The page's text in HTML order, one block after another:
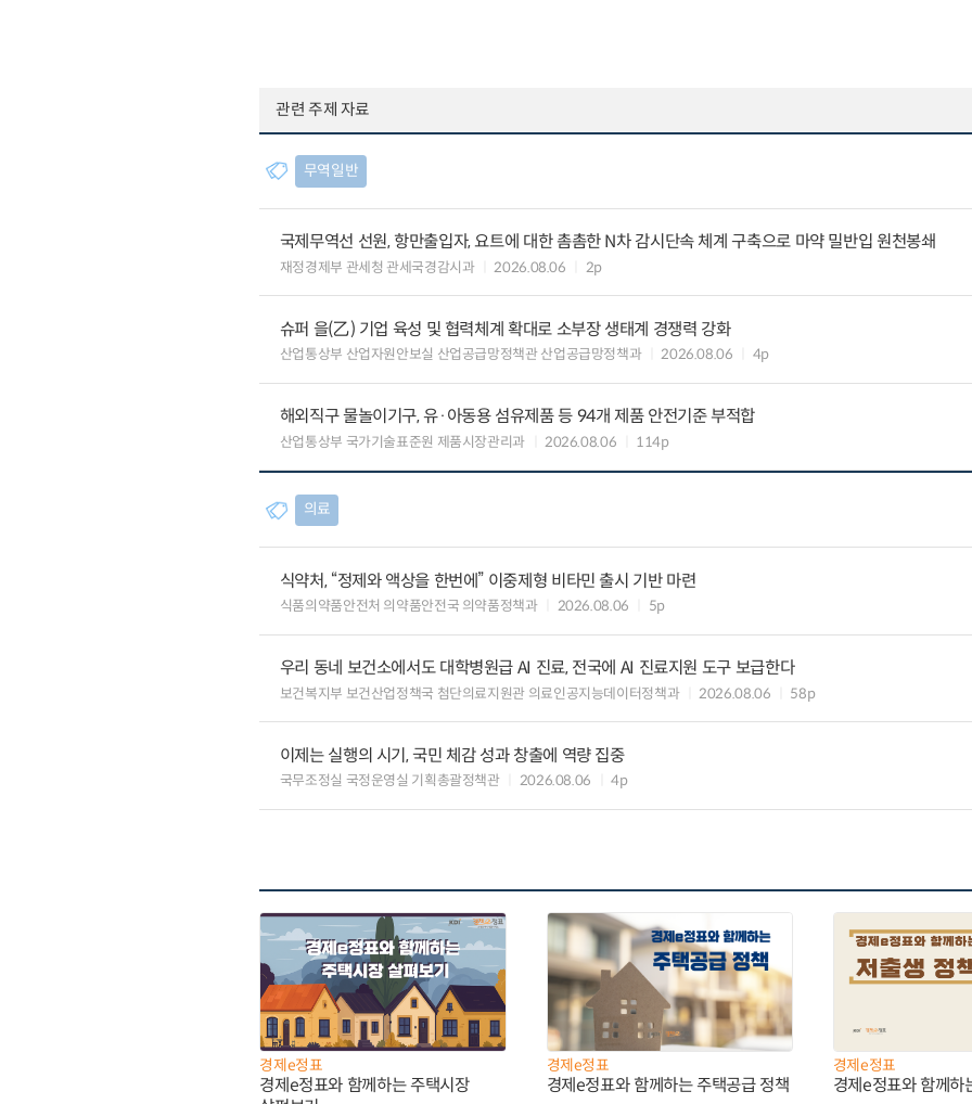
관련 주제 자료
무역일반
국제무역선 선원, 항만출입자, 요트에 대한 촘촘한 N차 감시단속 체계 구축으로 마약 밀반입 원천봉쇄
재정경제부 관세청 관세국경감시과 2026.08.06 2p
슈퍼 을(乙) 기업 육성 및 협력체계 확대로 소부장 생태계 경쟁력 강화
산업통상부 산업자원안보실 산업공급망정책관 산업공급망정책과 2026.08.06 4p
해외직구 물놀이기구, 유·아동용 섬유제품 등 94개 제품 안전기준 부적합
산업통상부 국가기술표준원 제품시장관리과 2026.08.06 114p
의료
식약처, “정제와 액상을 한번에” 이중제형 비타민 출시 기반 마련
식품의약품안전처 의약품안전국 의약품정책과 2026.08.06 5p
우리 동네 보건소에서도 대학병원급 AI 진료, 전국에 AI 진료지원 도구 보급한다
보건복지부 보건산업정책국 첨단의료지원관 의료인공지능데이터정책과 2026.08.06 58p
이제는 실행의 시기, 국민 체감 성과 창출에 역량 집중
국무조정실 국정운영실 기획총괄정책관 2026.08.06 4p
경제e정표
경제e정표와 함께하는 주택시장
경제e정표
경제e정표와 함께하는 주택공급 정책
경제e정표
경제e정표와 함께하